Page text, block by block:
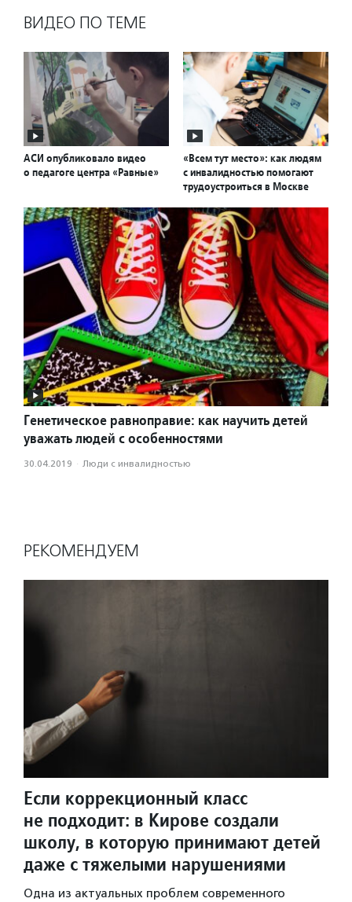
ВИДЕО ПО ТЕМЕ
АСИ опубликовало видео
о педагоге центра «Равные»
«Всем тут место»: как людям
с инвалидностью помогают
трудоустроиться в Москве
Генетическое равноправие: как научить детей
уважать людей с особенностями
30.04.2019 · Люди с инвалидностью
РЕКОМЕНДУЕМ
Если коррекционный класс
не подходит: в Кирове создали
школу, в которую принимают детей
даже с тяжелыми нарушениями
Одна из актуальных проблем современного